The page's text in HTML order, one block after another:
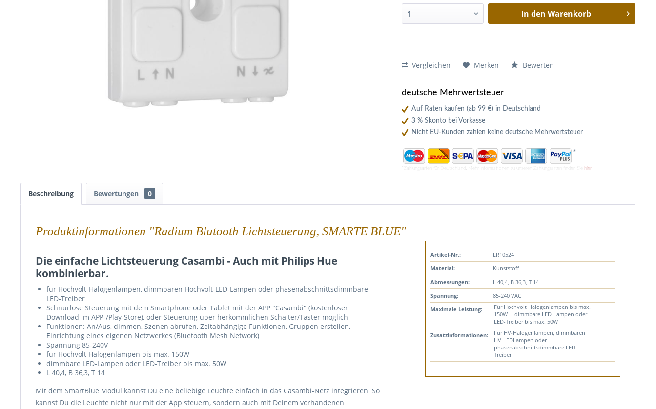
In den Warenkorb
Vergleichen Merken Bewerten
deutsche Mehrwertsteuer
Auf Raten kaufen (ab 99 €) in Deutschland
3 % Skonto bei Vorkasse
Nicht EU-Kunden zahlen keine deutsche Mehrwertsteuer
*
*Zahlungsarten für Deutschland. Mehr Informationen zu unseren Zahlungsarten finden Sie hier
Beschreibung Bewertungen 0
Produktinformationen "Radium Blutooth Lichtsteuerung, SMARTE BLUE"
Die einfache Lichtsteuerung Casambi - Auch mit Philips Hue
kombinierbar.
für Hochvolt-Halogenlampen, dimmbaren Hochvolt-LED-Lampen oder phasenabschnittsdimmbare
LED-Treiber
Schnurlose Steuerung mit dem Smartphone oder Tablet mit der APP "Casambi" (kostenloser
Download im APP-/Play-Store), oder Steuerung über herkömmlichen Schalter/Taster möglich
Funktionen: An/Aus, dimmen, Szenen abrufen, Zeitabhängige Funktionen, Gruppen erstellen,
Einrichtung eines eigenen Netzwerkes (Bluetooth Mesh Network)
Spannung 85-240V
für Hochvolt Halogenlampen bis max. 150W
dimmbare LED-Lampen oder LED-Treiber bis max. 50W
L 40,4, B 36,3, T 14
Mit dem SmartBlue Modul kannst Du eine beliebige Leuchte einfach in das Casambi-Netz integrieren. So
kannst Du die Leuchte nicht nur mit der App steuern, sondern auch mit Deinem vorhandenen
Artikel-Nr.:
LR10524
Material:
Kunststoff
Abmessungen:
L 40,4, B 36,3, T 14
Spannung:
85-240 VAC
Maximale Leistung:
Für Hochvolt Halogenlampen bis max.
150W -- dimmbare LED-Lampen oder
LED-Treiber bis max. 50W
Zusatzinformationen:
Für HV-Halogenlampen, dimmbaren
HV-LEDLampen oder
phasenabschnittsdimmbare LED-
Treiber